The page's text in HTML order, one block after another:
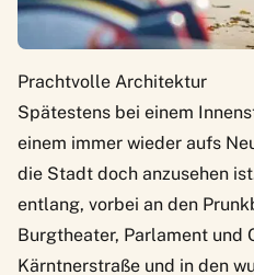
Prachtvolle Architektur
Spätestens bei einem
einem immer wieder aufs
die Stadt doch anzusehen
entlang, vorbei an den
Burgtheater, Parlament und
Kärntnerstraße und in den